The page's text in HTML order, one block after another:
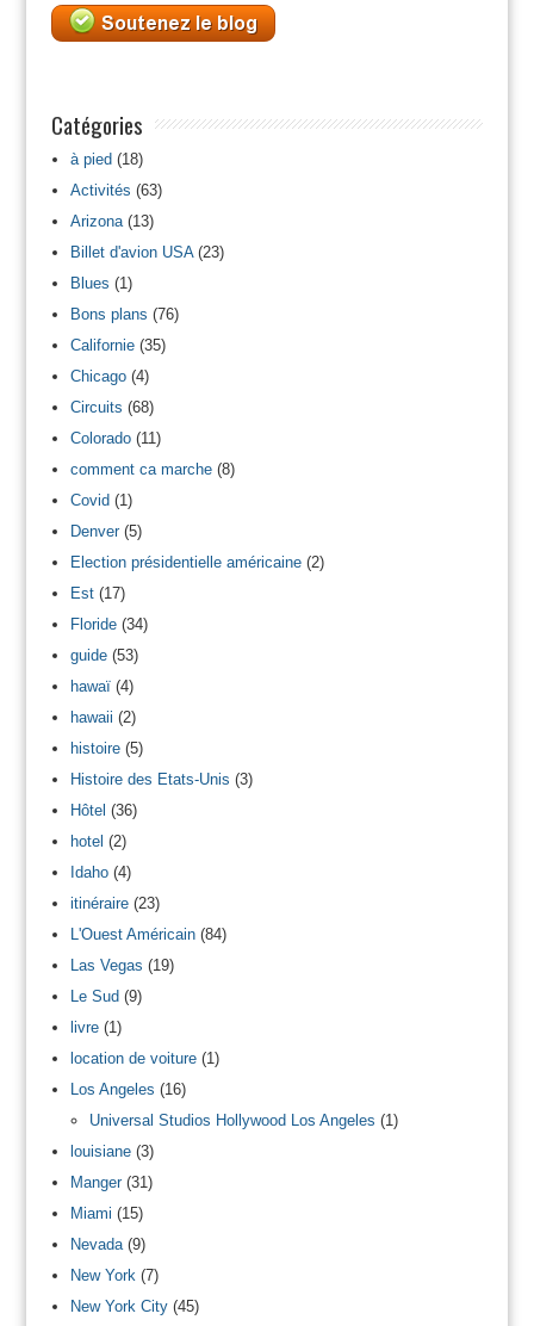
Catégories
à pied(18)
Activités (63)
Arizona(13)
Billet d'avion USA(23)
Blues (1)
Bons plans (76)
Californie(35)
Chicago(4)
Circuits (68)
Colorado(11)
comment ca marche(8)
Covid(1)
Denver(5)
Election présidentielle américaine(2)
Est(17)
Floride(34)
guide(53)
hawaï(4)
hawaii (2)
histoire(5)
Histoire des Etats-Unis (3)
Hôtel (36)
hotel (2)
Idaho(4)
itinéraire(23)
L'Ouest Américain(84)
Las Vegas (19)
Le Sud(9)
livre(1)
location de voiture(1)
Los Angeles (16)
Universal Studios Hollywood Los Angeles (1)
louisiane(3)
Manger(31)
Miami (15)
Nevada(9)
New York (7)
New York City(45)